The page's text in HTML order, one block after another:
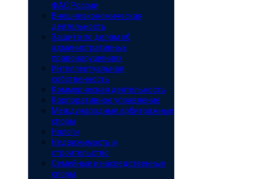
ФАС России
Внешнеэкономическая
деятельность
Защита по делам об
административных
правонарушениях
Интеллектуальная
собственность
Коммерческая деятельность
Корпоративное управление
Международные арбитражные
споры
Налоги
Недвижимость и
строительство
Семейные и наследственные
споры